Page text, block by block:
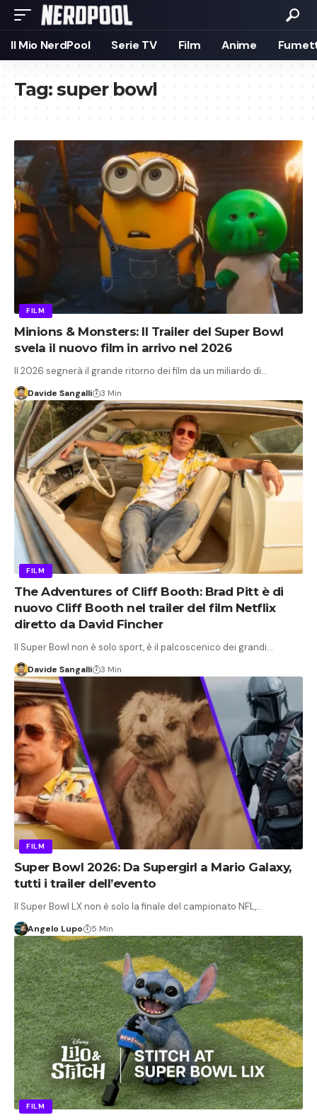
Il Mio NerdPool Serie TV Film Anime
Tag:super bowl
FILM
Minions & Monsters: Il Trailer del Super Bowl
svela il nuovo film in arrivo nel 2026
Il 2026 segnerà il grande ritorno dei film da un miliardo di…
Davide Sangalli 3 Min
FILM
The Adventures of Cliff Booth: Brad Pitt è di
nuovo Cliff Booth nel trailer del film Netflix
diretto da David Fincher
Il Super Bowl non è solo sport, è il palcoscenico dei grandi…
Davide Sangalli 3 Min
FILM
Super Bowl 2026: Da Supergirl a Mario Galaxy,
tutti i trailer dell’evento
Il Super Bowl LX non è solo la finale del campionato NFL,…
Angelo Lupo 5 Min
FILM